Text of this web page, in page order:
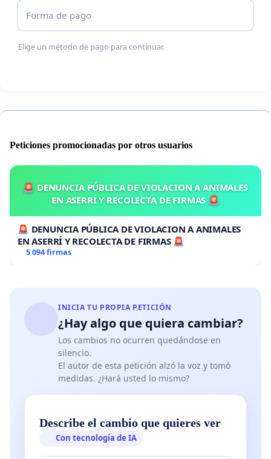
canarios, sensibles con la cultura de los
Santana León.
Forma de pago
Elige un método de pago para continuar.
Peticiones promocionadas por otros usuarios
🚨 DENUNCIA PÚBLICA DE VIOLACION A ANIMALES
EN ASERRÍ Y RECOLECTA DE FIRMAS 🚨
🚨 DENUNCIA PÚBLICA DE VIOLACION A ANIMALES
EN ASERRÍ Y RECOLECTA DE FIRMAS 🚨
5 094 firmas
INICIA TU PROPIA PETICIÓN
¿Hay algo que quiera cambiar?
Los cambios no ocurren quedándose en
silencio.
El autor de esta petición alzó la voz y tomó
medidas. ¿Hará usted lo mismo?
Describe el cambio que quieres ver
Con tecnología de IA